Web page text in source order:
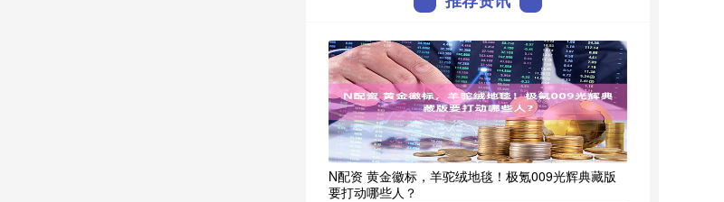
N配资 黄金徽标，羊驼绒地毯！极氪009光辉典藏版
要打动哪些人？